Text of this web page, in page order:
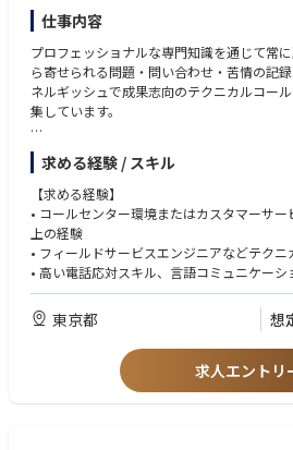
仕事内容
プロフェッショナルな専門知識を通じて常
ら寄せられる問題・問い合わせ・苦情の記
ネルギッシュで成果志向のテクニカルコー
集しています。
この職務では、「初回修理完了率（First
供時間（Time to Service）」の面で、最高水
な役割を担います。
■具体的な業務内容
・お客様からのリクエストに迅速に対応し
めに、報告されたトラブルに関するすべて
報（請求先情報や締め支払日など）に漏れ
情報収集を行う。
・トラブルシューティングの第一線として
質保証契約）を満たすために迅速なエスカレ
・技術的バックグラウンドをベースに、適
求める経験 / スキル
【求める経験】
• コールセンター環境またはカスタマーサ
上の経験
• フィールドサービスエンジニアなどテク
• 高い電話応対スキル、言語コミュニケー
• カスタマーサービスの慣行および原則に関
• CRM管理の知識（SAP、Salesforce、
• 複数のタスクをこなし、優先順位を設定
• 高等学校卒以上の学歴がある方
東京都 想
求人エントリ